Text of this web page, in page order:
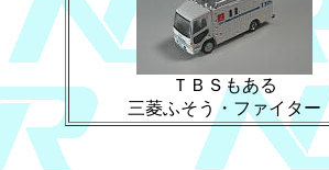
ＴＢＳもある
三菱ふそう・ファイター